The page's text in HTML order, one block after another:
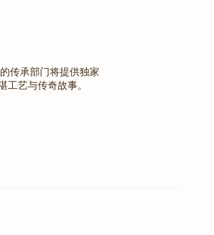
传承部门将提供独家
艺与传奇故事。